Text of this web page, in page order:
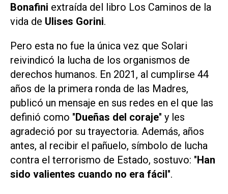
Bonafini extraída del libro Los Caminos de la
vida de Ulises Gorini.
Pero esta no fue la única vez que Solari
reivindicó la lucha de los organismos de
derechos humanos. En 2021, al cumplirse 44
años de la primera ronda de las Madres,
publicó un mensaje en sus redes en el que las
definió como "Dueñas del coraje" y les
agradeció por su trayectoria. Además, años
antes, al recibir el pañuelo, símbolo de lucha
contra el terrorismo de Estado, sostuvo: "Han
sido valientes cuando no era fácil".